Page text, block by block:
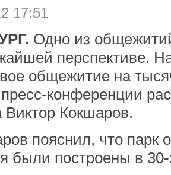
17:51
Одно из
перспективе.
общежитие на
конференции
Виктор Кокшаров.
пояснил, что
были построены в 30-